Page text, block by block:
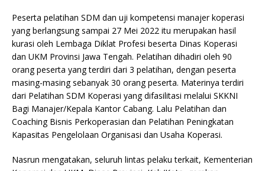
Peserta pelatihan SDM dan uji kompetensi manajer koperasi
yang berlangsung sampai 27 Mei 2022 itu merupakan hasil
kurasi oleh Lembaga Diklat Profesi beserta Dinas Koperasi
dan UKM Provinsi Jawa Tengah. Pelatihan dihadiri oleh 90
orang peserta yang terdiri dari 3 pelatihan, dengan peserta
masing-masing sebanyak 30 orang peserta. Materinya terdiri
dari Pelatihan SDM Koperasi yang difasilitasi melalui SKKNI
Bagi Manajer/Kepala Kantor Cabang. Lalu Pelatihan dan
Coaching Bisnis Perkoperasian dan Pelatihan Peningkatan
Kapasitas Pengelolaan Organisasi dan Usaha Koperasi.
Nasrun mengatakan, seluruh lintas pelaku terkait, Kementerian